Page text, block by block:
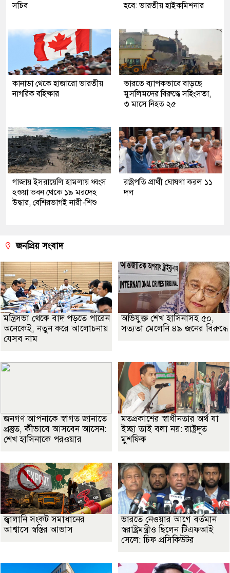
সচিব
হবে: ভারতীয় হাইকমিশনার
কানাডা থেকে হাজারো ভারতীয়
নাগরিক বহিষ্কার
ভারতে ব্যাপকভাবে বাড়ছে
মুসলিমদের বিরুদ্ধে সহিংসতা,
৩ মাসে নিহত ২৫
গাজায় ইসরায়েলি হামলায় ধ্বংস
হওয়া ভবন থেকে ১৯ মরদেহ
উদ্ধার, বেশিরভাগই নারী-শিশু
রাষ্ট্রপতি প্রার্থী ঘোষণা করল ১১
দল
জনপ্রিয় সংবাদ
মন্ত্রিসভা থেকে বাদ পড়তে পারেন
অনেকেই, নতুন করে আলোচনায়
যেসব নাম
অভিযুক্ত শেখ হাসিনাসহ ৫০,
সত্যতা মেলেনি ৪৯ জনের বিরুদ্ধে
জনগণ আপনাকে স্বাগত জানাতে
প্রস্তুত, কীভাবে আসবেন আসেন:
শেখ হাসিনাকে পরওয়ার
মতপ্রকাশের স্বাধীনতার অর্থ যা
ইচ্ছা তাই বলা নয়: রাষ্ট্রদূত
মুশফিক
জ্বালানি সংকট সমাধানের
আশ্বাসে স্বস্তির আভাস
ভারতে নেওয়ার আগে বর্তমান
স্বরাষ্ট্রমন্ত্রীও ছিলেন টিএফআই
সেলে: চিফ প্রসিকিউটর